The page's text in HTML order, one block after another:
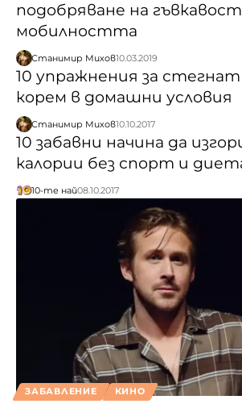
подобряване на
мобилността
Станимир Михов10.03.2019
10 упражнения за стегнат
корем в домашни условия
Станимир Михов10.10.2017
10 забавни начина да
калории без спорт и
10-те най08.10.2017
ЗАБАВЛЕНИЕ КИНО